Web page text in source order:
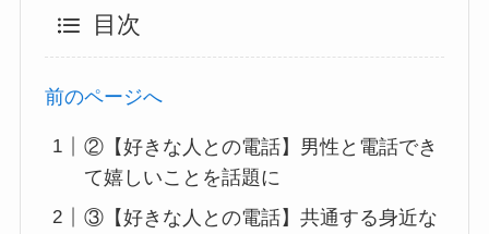
目次
前のページへ
②【好きな人との電話】男性と電話でき
て嬉しいことを話題に
③【好きな人との電話】共通する身近な